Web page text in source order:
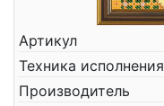
Артикул
Техника исполнения
Производитель